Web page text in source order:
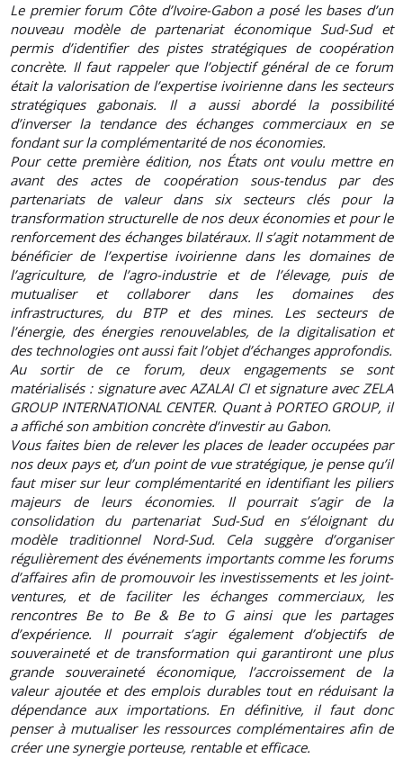
Le premier forum Côte d’Ivoire-Gabon a posé les bases d’un
nouveau modèle de partenariat économique Sud-Sud et
permis d’identifier des pistes stratégiques de coopération
concrète. Il faut rappeler que l’objectif général de ce forum
était la valorisation de l’expertise ivoirienne dans les secteurs
stratégiques gabonais. Il a aussi abordé la possibilité
d’inverser la tendance des échanges commerciaux en se
fondant sur la complémentarité de nos économies.
Pour cette première édition, nos États ont voulu mettre en
avant des actes de coopération sous-tendus par des
partenariats de valeur dans six secteurs clés pour la
transformation structurelle de nos deux économies et pour le
renforcement des échanges bilatéraux. Il s’agit notamment de
bénéficier de l’expertise ivoirienne dans les domaines de
l’agriculture, de l’agro-industrie et de l’élevage, puis de
mutualiser et collaborer dans les domaines des
infrastructures, du BTP et des mines. Les secteurs de
l’énergie, des énergies renouvelables, de la digitalisation et
des technologies ont aussi fait l’objet d’échanges approfondis.
Au sortir de ce forum, deux engagements se sont
matérialisés : signature avec AZALAI CI et signature avec ZELA
GROUP INTERNATIONAL CENTER. Quant à PORTEO GROUP, il
a affiché son ambition concrète d’investir au Gabon.
Vous faites bien de relever les places de leader occupées par
nos deux pays et, d’un point de vue stratégique, je pense qu’il
faut miser sur leur complémentarité en identifiant les piliers
majeurs de leurs économies. Il pourrait s’agir de la
consolidation du partenariat Sud-Sud en s’éloignant du
modèle traditionnel Nord-Sud. Cela suggère d’organiser
régulièrement des événements importants comme les forums
d’affaires afin de promouvoir les investissements et les joint-
ventures, et de faciliter les échanges commerciaux, les
rencontres Be to Be & Be to G ainsi que les partages
d’expérience. Il pourrait s’agir également d’objectifs de
souveraineté et de transformation qui garantiront une plus
grande souveraineté économique, l’accroissement de la
valeur ajoutée et des emplois durables tout en réduisant la
dépendance aux importations. En définitive, il faut donc
penser à mutualiser les ressources complémentaires afin de
créer une synergie porteuse, rentable et efficace.